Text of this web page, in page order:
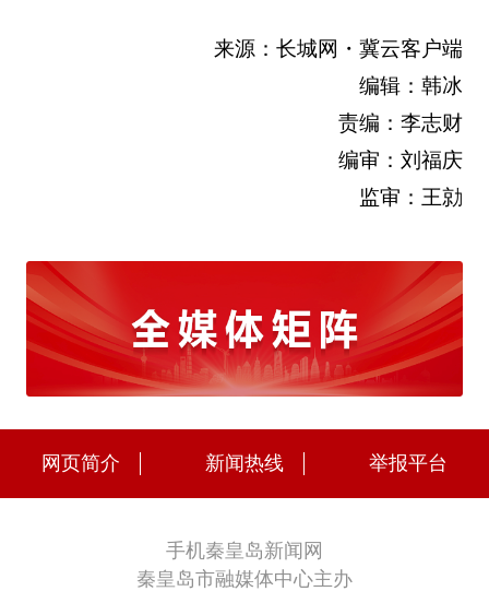
来源：长城网・冀云客户端
编辑：韩冰
责编：李志财
编审：刘福庆
监审：王勍
网页简介 新闻热线 举报平台
手机秦皇岛新闻网
秦皇岛市融媒体中心主办